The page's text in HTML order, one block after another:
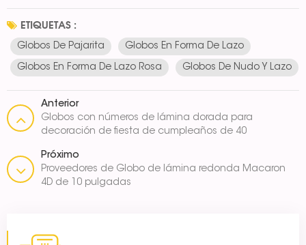
ETIQUETAS :
Globos De Pajarita Globos En Forma De Lazo
Globos En Forma De Lazo Rosa Globos De Nudo Y Lazo
Anterior
Globos con números de lámina dorada para
decoración de fiesta de cumpleaños de 40
Próximo
Proveedores de Globo de lámina redonda Macaron
4D de 10 pulgadas